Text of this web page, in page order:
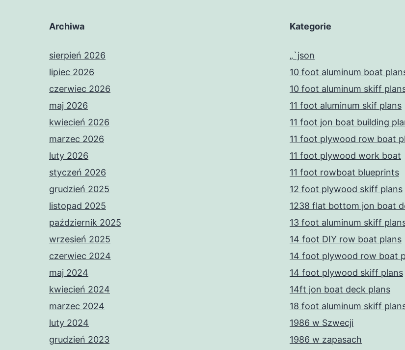
Archiwa
sierpień 2026
lipiec 2026
czerwiec 2026
maj 2026
kwiecień 2026
marzec 2026
luty 2026
styczeń 2026
grudzień 2025
listopad 2025
październik 2025
wrzesień 2025
czerwiec 2024
maj 2024
kwiecień 2024
marzec 2024
luty 2024
grudzień 2023
Kategorie
„`json
10 foot aluminum boat
10 foot aluminum skiff
11 foot aluminum skif plans
11 foot jon boat building
11 foot plywood row boat
11 foot plywood work boat
11 foot rowboat blueprints
12 foot plywood skiff plans
1238 flat bottom jon boat
13 foot aluminum skiff
14 foot DIY row boat plans
14 foot plywood row boat
14 foot plywood skiff plans
14ft jon boat deck plans
18 foot aluminum skiff
1986 w Szwecji
1986 w zapasach